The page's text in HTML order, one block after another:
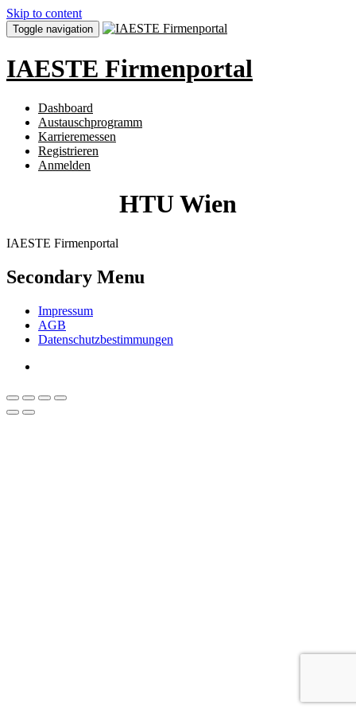
Skip to content
Toggle navigation
IAESTE Firmenportal
Dashboard
Austauschprogramm
Karrieremessen
Registrieren
Anmelden
HTU Wien
IAESTE Firmenportal
Secondary Menu
Impressum
AGB
Datenschutzbestimmungen